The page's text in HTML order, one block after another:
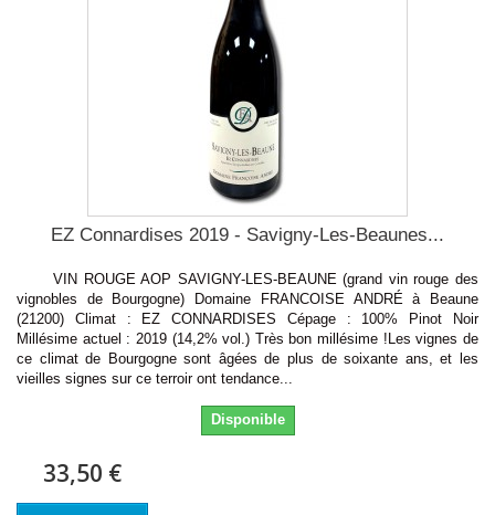
EZ Connardises 2019 - Savigny-Les-Beaunes...
VIN ROUGE AOP SAVIGNY-LES-BEAUNE (grand vin rouge des
vignobles de Bourgogne) Domaine FRANCOISE ANDRÉ à Beaune
(21200) Climat : EZ CONNARDISES Cépage : 100% Pinot Noir
Millésime actuel : 2019 (14,2% vol.) Très bon millésime !Les vignes de
ce climat de Bourgogne sont âgées de plus de soixante ans, et les
vieilles signes sur ce terroir ont tendance...
Disponible
33,50 €